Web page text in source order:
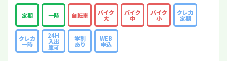
定期 一時 自転車 バイク
大
バイク
中
バイク
小
クレカ
定期
クレカ
一時
24H
入出
庫可
学割
あり
WEB
申込